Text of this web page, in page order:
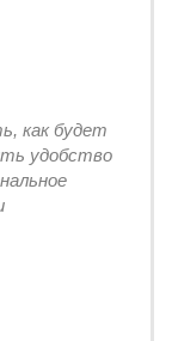
как будет
удобство